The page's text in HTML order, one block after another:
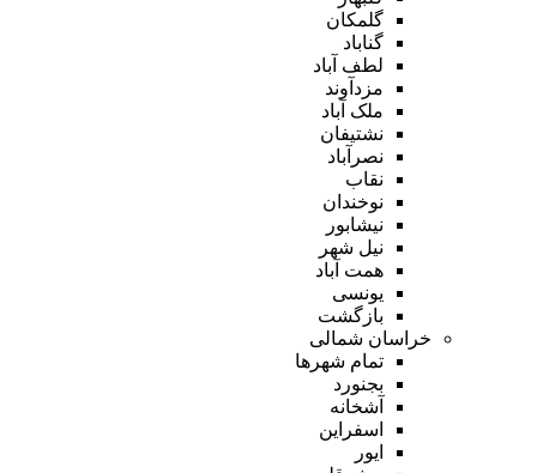
گلمکان
گناباد
لطف آباد
مزدآوند
ملک آباد
نشتیفان
نصرآباد
نقاب
نوخندان
نیشابور
نیل شهر
همت آباد
یونسی
بازگشت
خراسان شمالی
تمام شهر‌ها
بجنورد
آشخانه
اسفراین
ایور